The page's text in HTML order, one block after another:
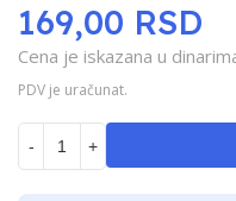
Cena je iskazana u
PDV je uračunat.
169,00 RSD
- +